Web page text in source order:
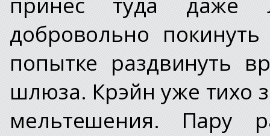
добровольно
попытке раздвинуть
шлюза. Крэйн уже тихо
мельтешения. Пару